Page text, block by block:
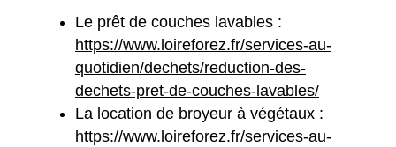
Le prêt de couches lavables :
https://www.loireforez.fr/services-au-
quotidien/dechets/reduction-des-
dechets-pret-de-couches-lavables/
La location de broyeur à végétaux :
https://www.loireforez.fr/services-au-